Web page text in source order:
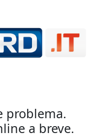
problema.
a breve.